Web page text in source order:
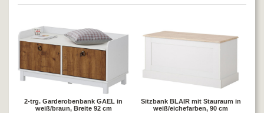
2-trg. Garderobenbank GAEL in
weiß/braun, Breite 92 cm
Sitzbank BLAIR mit Stauraum in
weiß/eichefarben, 90 cm